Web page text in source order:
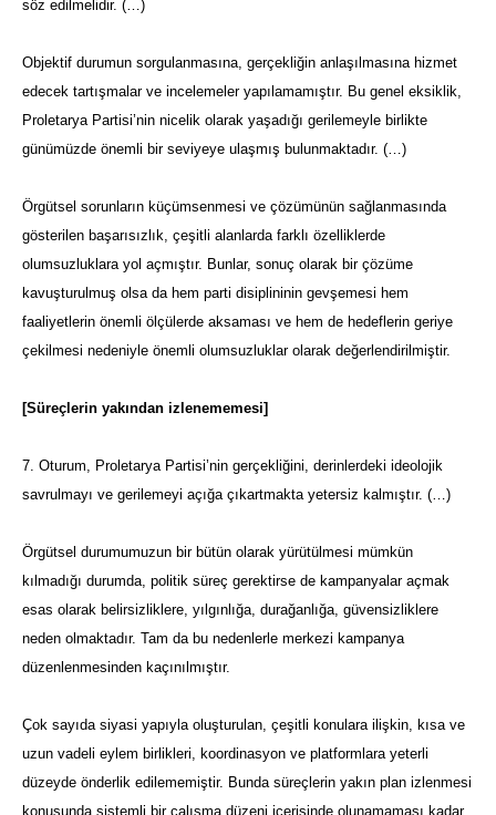
söz edilmelidir. (…)
Objektif durumun sorgulanmasına, gerçekliğin anlaşılmasına hizmet
edecek tartışmalar ve incelemeler yapılamamıştır. Bu genel eksiklik,
Proletarya Partisi’nin nicelik olarak yaşadığı gerilemeyle birlikte
günümüzde önemli bir seviyeye ulaşmış bulunmaktadır. (…)
Örgütsel sorunların küçümsenmesi ve çözümünün sağlanmasında
gösterilen başarısızlık, çeşitli alanlarda farklı özelliklerde
olumsuzluklara yol açmıştır. Bunlar, sonuç olarak bir çözüme
kavuşturulmuş olsa da hem parti disiplininin gevşemesi hem
faaliyetlerin önemli ölçülerde aksaması ve hem de hedeflerin geriye
çekilmesi nedeniyle önemli olumsuzluklar olarak değerlendirilmiştir.
[Süreçlerin yakından izlenememesi]
7. Oturum, Proletarya Partisi’nin gerçekliğini, derinlerdeki ideolojik
savrulmayı ve gerilemeyi açığa çıkartmakta yetersiz kalmıştır. (…)
Örgütsel durumumuzun bir bütün olarak yürütülmesi mümkün
kılmadığı durumda, politik süreç gerektirse de kampanyalar açmak
esas olarak belirsizliklere, yılgınlığa, durağanlığa, güvensizliklere
neden olmaktadır. Tam da bu nedenlerle merkezi kampanya
düzenlenmesinden kaçınılmıştır.
Çok sayıda siyasi yapıyla oluşturulan, çeşitli konulara ilişkin, kısa ve
uzun vadeli eylem birlikleri, koordinasyon ve platformlara yeterli
düzeyde önderlik edilememiştir. Bunda süreçlerin yakın plan izlenmesi
konusunda sistemli bir çalışma düzeni içerisinde olunamaması kadar,